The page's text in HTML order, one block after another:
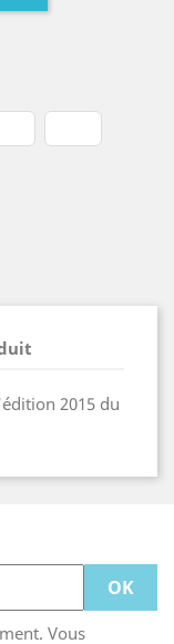
2015 du
Vous